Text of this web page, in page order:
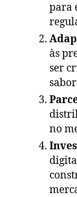
para
às
ser
no